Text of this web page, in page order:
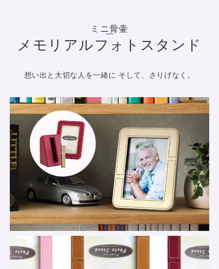
ミニ骨壷
メモリアルフォトスタンド
想い出と大切な人を一緒に そして、さりげなく。